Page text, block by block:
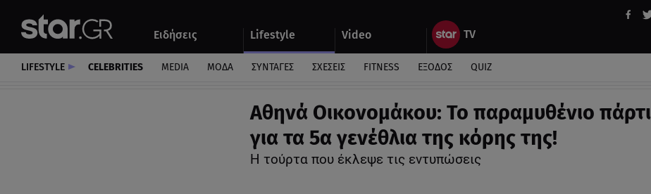
Ειδήσεις Lifestyle Video
Αυτοκίνητο
LIFESTYLE CELEBRITIES MEDIA ΜΟΔΑ ΣΥΝΤΑΓΕΣ ΣΧΕΣΕΙΣ FITNESS ΕΞΟΔΟΣ QUIZ
Αθηνά Οικονομάκου: Το παραμυθένιο πάρτι
για τα 5α γενέθλια της κόρης της!
Η τούρτα που έκλεψε τις εντυπώσεις